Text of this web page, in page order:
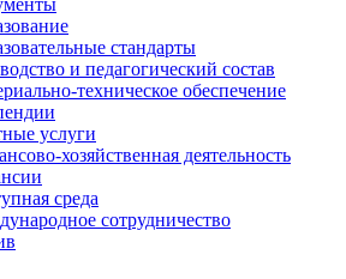
стандарты
и педагогический состав
техническое обеспечение
услуги
хозяйственная деятельность
среда
сотрудничество